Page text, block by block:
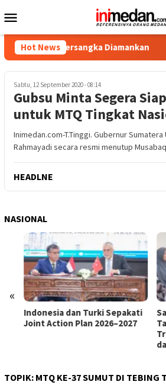
ke
Mobile
Hot News
Tersangka Diamankan
Sabtu, 12 September 2020 - 08:14
Gubsu Minta Segera
untuk MTQ Tingkat
Inimedan.com-T.Tinggi. Gubernur Sumatera
Rahmayadi secara resmi menutup
HEADLNE
NASIONAL
«
Indonesia dan Turki Sepakati
Joint Action Plan 2026–2027
Satgas
dan
TOPIK: MTQ KE-37 SUMUT DI TEBING